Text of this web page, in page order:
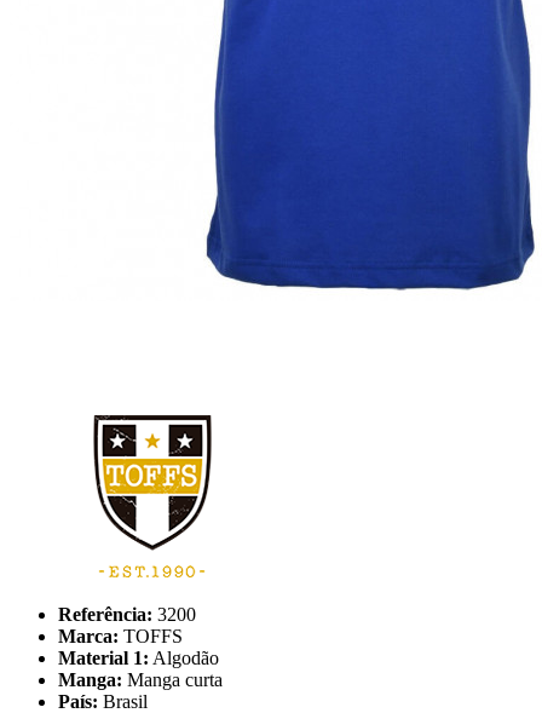
Referência: 3200
Marca: TOFFS
Material 1: Algodão
Manga: Manga curta
País: Brasil